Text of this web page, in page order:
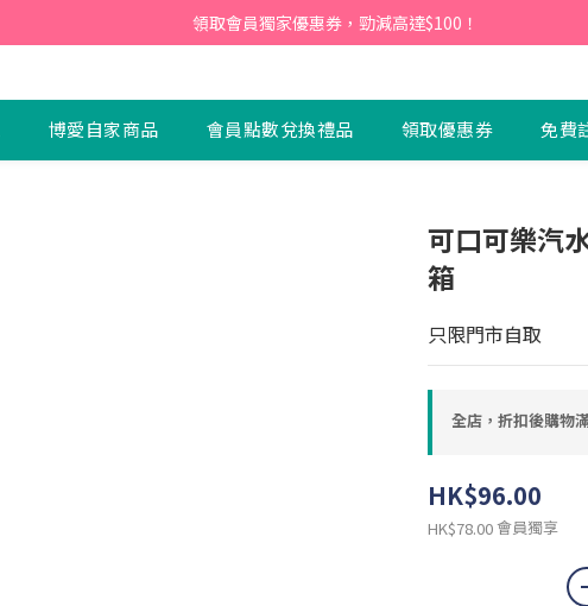
【新會員】即日起至2026月12月31日，首次下單輸入優惠碼「NEW95」即可
領取會員獨家優惠券，勁減高達$100！
博愛自家商品 會員點數兌換禮品 領取優惠券 免費
可口可樂汽
箱
只限門市自取
全店，折扣後購物
HK$96.00
HK$78.00會員獨享